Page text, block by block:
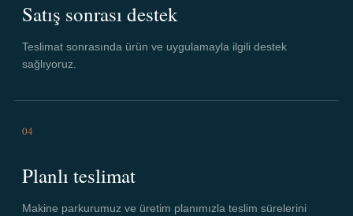
Satış sonrası destek
Teslimat sonrasında ürün ve uygulamayla ilgili destek
sağlıyoruz.
04
Planlı teslimat
Makine parkurumuz ve üretim planımızla teslim sürelerini